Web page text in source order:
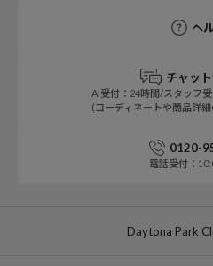
ヘ
チャッ
AI受付：24時間/スタッフ
(コーディネートや商品詳
0120-
電話受付：
Daytona Park